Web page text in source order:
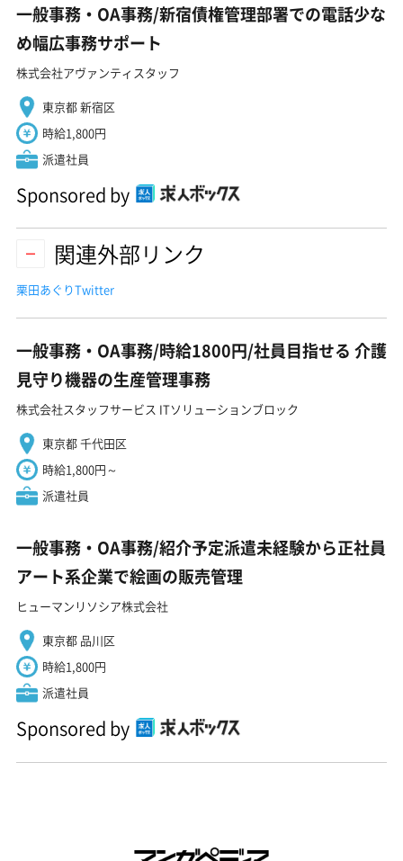
一般事務・OA事務/新宿債権管理部署での電話少な
め幅広事務サポート
株式会社アヴァンティスタッフ
東京都 新宿区
時給1,800円
派遣社員
Sponsored by
関連外部リンク
栗田あぐりTwitter
一般事務・OA事務/時給1800円/社員目指せる 介護
見守り機器の生産管理事務
株式会社スタッフサービス ITソリューションブロック
東京都 千代田区
時給1,800円～
派遣社員
一般事務・OA事務/紹介予定派遣未経験から正社員
アート系企業で絵画の販売管理
ヒューマンリソシア株式会社
東京都 品川区
時給1,800円
派遣社員
Sponsored by